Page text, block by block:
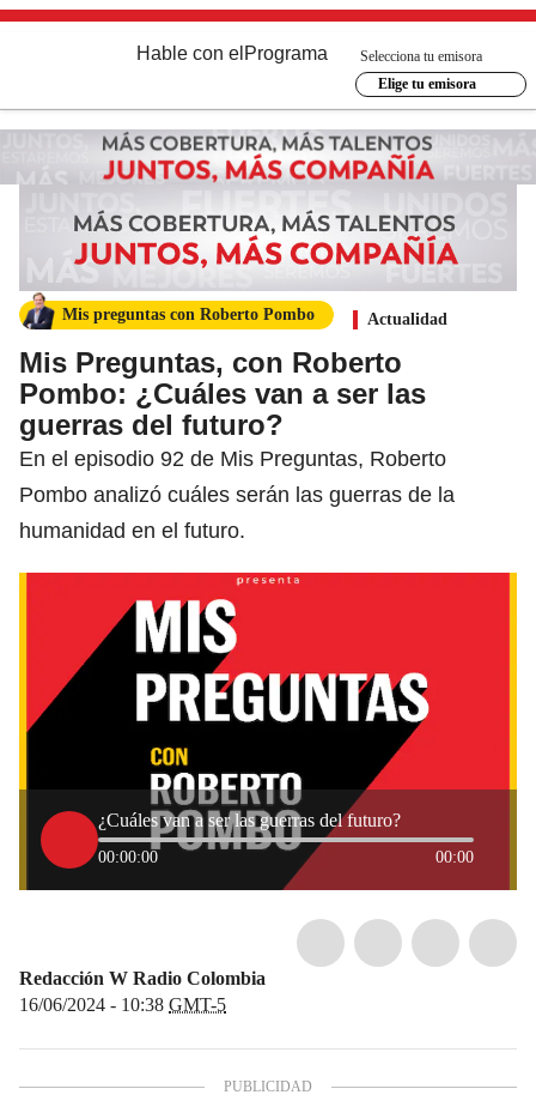
Hable con el Programa
Selecciona tu emisora
Elige tu emisora
Mis preguntas con Roberto Pombo Actualidad
Mis Preguntas, con Roberto
Pombo: ¿Cuáles van a ser las
guerras del futuro?
En el episodio 92 de Mis Preguntas, Roberto
Pombo analizó cuáles serán las guerras de la
humanidad en el futuro.
¿Cuáles van a ser las guerras del futuro?
00:00:00 00:00
Redacción W Radio Colombia
16/06/2024 - 10:38 GMT-5